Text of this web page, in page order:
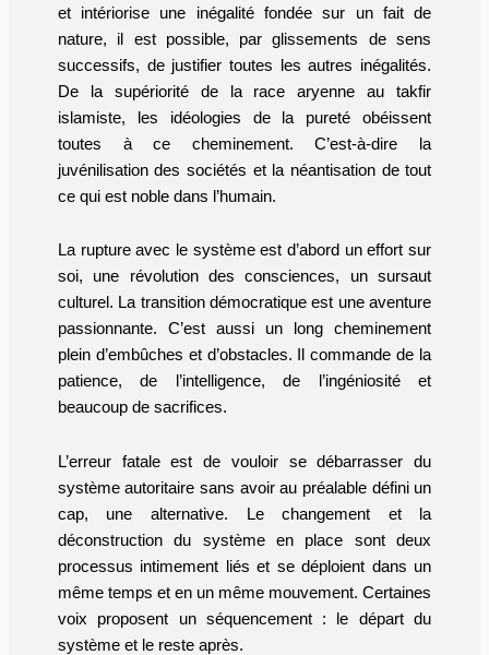
et intériorise une inégalité fondée sur un fait de
nature, il est possible, par glissements de sens
successifs, de justifier toutes les autres inégalités.
De la supériorité de la race aryenne au takfir
islamiste, les idéologies de la pureté obéissent
toutes à ce cheminement. C’est-à-dire la
juvénilisation des sociétés et la néantisation de tout
ce qui est noble dans l’humain.
La rupture avec le système est d’abord un effort sur
soi, une révolution des consciences, un sursaut
culturel. La transition démocratique est une aventure
passionnante. C’est aussi un long cheminement
plein d’embûches et d’obstacles. Il commande de la
patience, de l’intelligence, de l’ingéniosité et
beaucoup de sacrifices.
L’erreur fatale est de vouloir se débarrasser du
système autoritaire sans avoir au préalable défini un
cap, une alternative. Le changement et la
déconstruction du système en place sont deux
processus intimement liés et se déploient dans un
même temps et en un même mouvement. Certaines
voix proposent un séquencement : le départ du
système et le reste après.